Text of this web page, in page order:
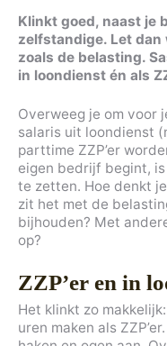
Klinkt goed, naast je
zelfstandige. Let dan
zoals de belasting.
in loondienst én als
Overweeg je om voor
salaris uit loondienst
parttime ZZP’er
eigen bedrijf begint,
te zetten. Hoe denkt
zit het met de
bijhouden? Met
op?
ZZP’er en in
Het klinkt zo
uren maken als